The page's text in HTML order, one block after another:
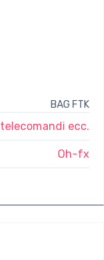
BAG FTK
ecc.
Oh-fx